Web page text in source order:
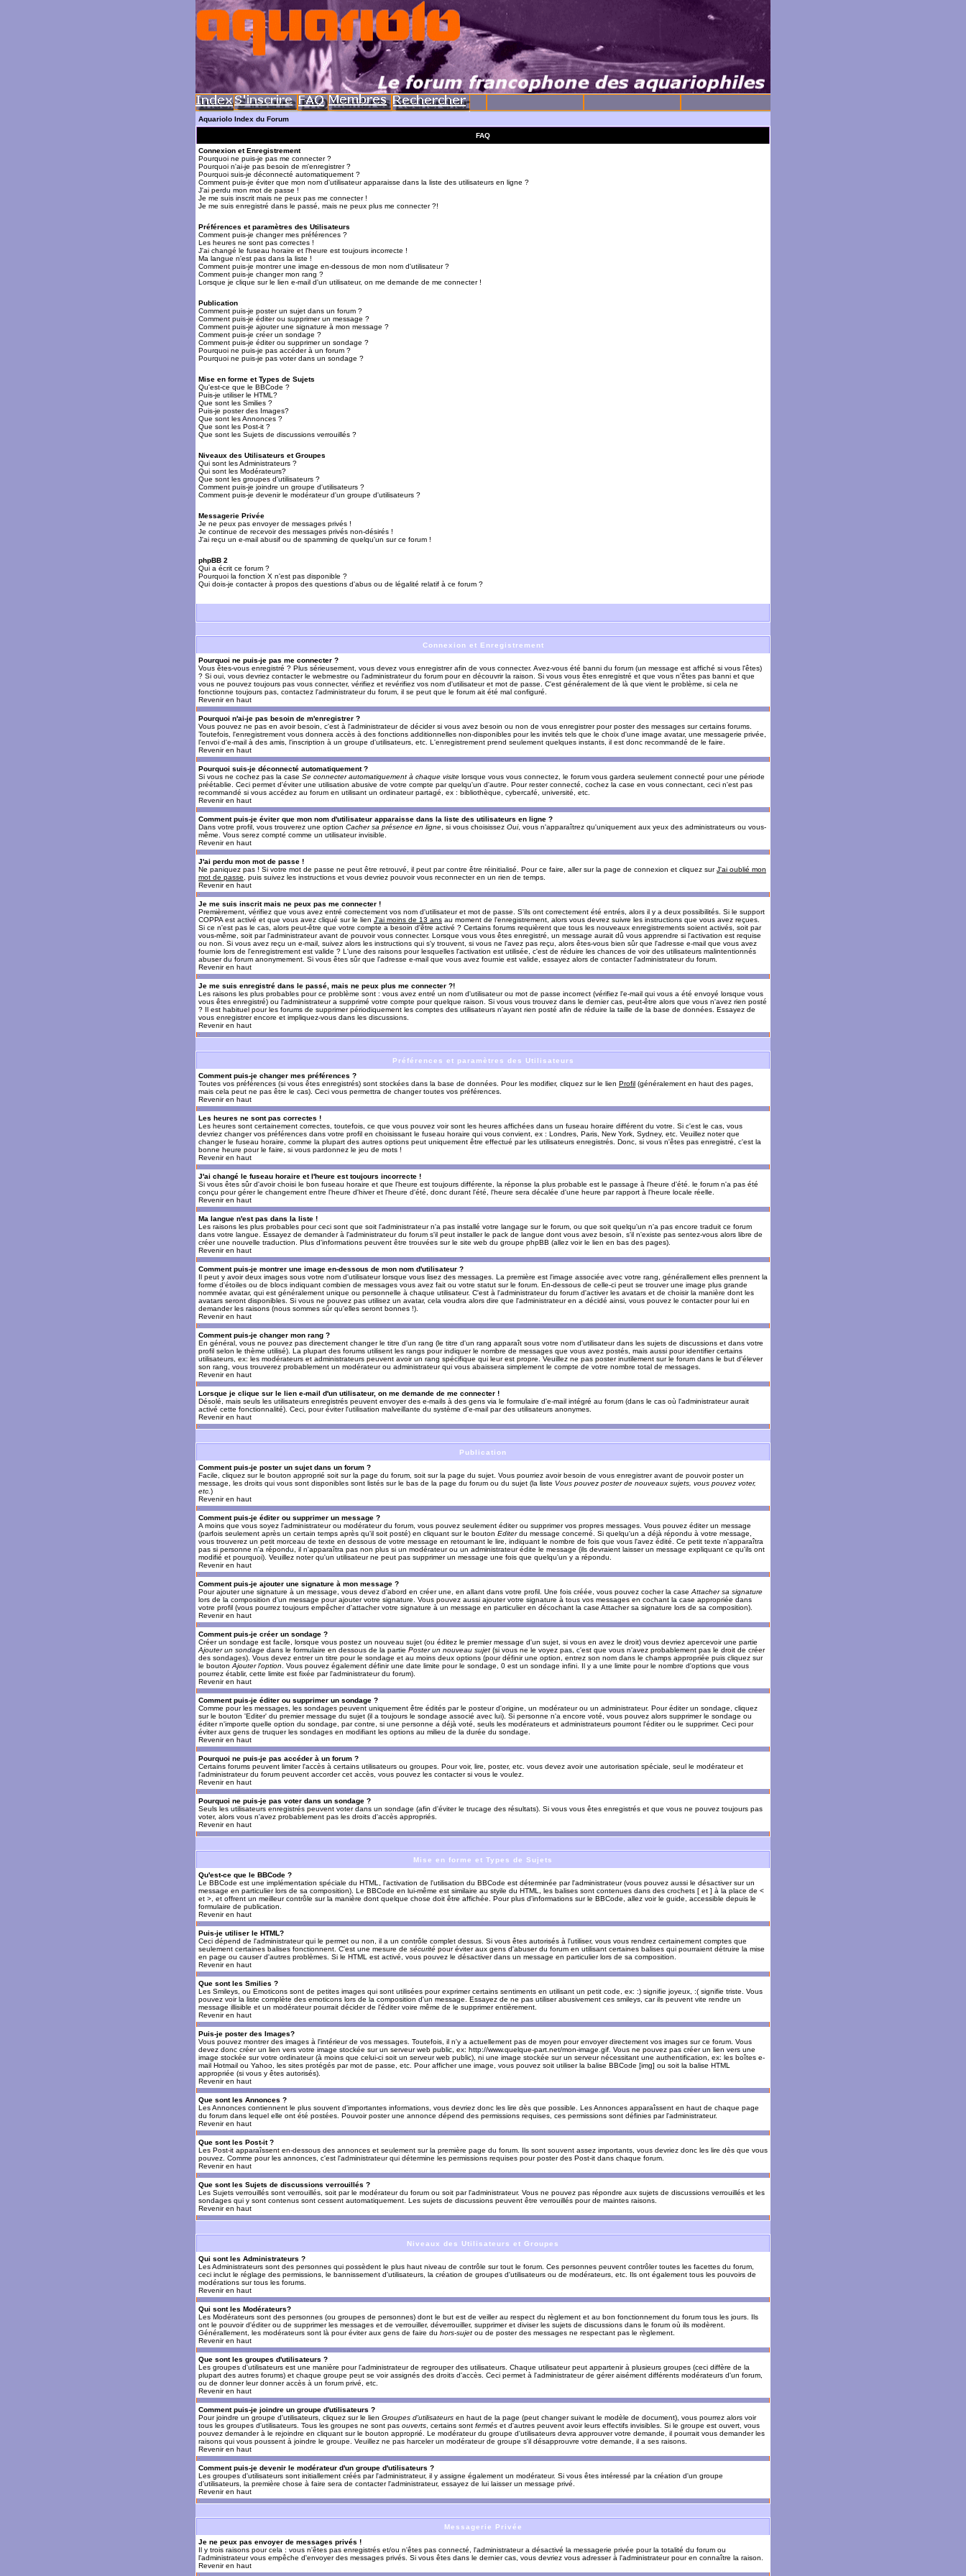
Aquariolo Index du Forum
FAQ
Connexion et Enregistrement
Pourquoi ne puis-je pas me connecter ?
Pourquoi n'ai-je pas besoin de m'enregistrer ?
Pourquoi suis-je déconnecté automatiquement ?
Comment puis-je éviter que mon nom d'utilisateur apparaisse dans la liste des utilisateurs en ligne ?
J'ai perdu mon mot de passe !
Je me suis inscrit mais ne peux pas me connecter !
Je me suis enregistré dans le passé, mais ne peux plus me connecter ?!
Préférences et paramètres des Utilisateurs
Comment puis-je changer mes préférences ?
Les heures ne sont pas correctes !
J'ai changé le fuseau horaire et l'heure est toujours incorrecte !
Ma langue n'est pas dans la liste !
Comment puis-je montrer une image en-dessous de mon nom d'utilisateur ?
Comment puis-je changer mon rang ?
Lorsque je clique sur le lien e-mail d'un utilisateur, on me demande de me connecter !
Publication
Comment puis-je poster un sujet dans un forum ?
Comment puis-je éditer ou supprimer un message ?
Comment puis-je ajouter une signature à mon message ?
Comment puis-je créer un sondage ?
Comment puis-je éditer ou supprimer un sondage ?
Pourquoi ne puis-je pas accéder à un forum ?
Pourquoi ne puis-je pas voter dans un sondage ?
Mise en forme et Types de Sujets
Qu'est-ce que le BBCode ?
Puis-je utiliser le HTML?
Que sont les Smilies ?
Puis-je poster des Images?
Que sont les Annonces ?
Que sont les Post-it ?
Que sont les Sujets de discussions verrouillés ?
Niveaux des Utilisateurs et Groupes
Qui sont les Administrateurs ?
Qui sont les Modérateurs?
Que sont les groupes d'utilisateurs ?
Comment puis-je joindre un groupe d'utilisateurs ?
Comment puis-je devenir le modérateur d'un groupe d'utilisateurs ?
Messagerie Privée
Je ne peux pas envoyer de messages privés !
Je continue de recevoir des messages privés non-désirés !
J'ai reçu un e-mail abusif ou de spamming de quelqu'un sur ce forum !
phpBB 2
Qui a écrit ce forum ?
Pourquoi la fonction X n'est pas disponible ?
Qui dois-je contacter à propos des questions d'abus ou de légalité relatif à ce forum ?
Connexion et Enregistrement
Pourquoi ne puis-je pas me connecter ?
Vous êtes-vous enregistré ? Plus sérieusement, vous devez vous enregistrer afin de vous connecter. Avez-vous été banni du forum (un message est affiché si vous l'êtes)
? Si oui, vous devriez contacter le webmestre ou l'administrateur du forum pour en découvrir la raison. Si vous vous êtes enregistré et que vous n'êtes pas banni et que
vous ne pouvez toujours pas vous connecter, vérifiez et revérifiez vos nom d'utilisateur et mot de passe. C'est généralement de là que vient le problème, si cela ne
fonctionne toujours pas, contactez l'administrateur du forum, il se peut que le forum ait été mal configuré.
Revenir en haut
Pourquoi n'ai-je pas besoin de m'enregistrer ?
Vous pouvez ne pas en avoir besoin, c'est à l'administrateur de décider si vous avez besoin ou non de vous enregistrer pour poster des messages sur certains forums.
Toutefois, l'enregistrement vous donnera accès à des fonctions additionnelles non-disponibles pour les invités tels que le choix d'une image avatar, une messagerie privée,
l'envoi d'e-mail à des amis, l'inscription à un groupe d'utilisateurs, etc. L'enregistrement prend seulement quelques instants, il est donc recommandé de le faire.
Revenir en haut
Pourquoi suis-je déconnecté automatiquement ?
Si vous ne cochez pas la case Se connecter automatiquement à chaque visite lorsque vous vous connectez, le forum vous gardera seulement connecté pour une période
préétablie. Ceci permet d'éviter une utilisation abusive de votre compte par quelqu'un d'autre. Pour rester connecté, cochez la case en vous connectant, ceci n'est pas
recommandé si vous accédez au forum en utilisant un ordinateur partagé, ex : bibliothèque, cybercafé, université, etc.
Revenir en haut
Comment puis-je éviter que mon nom d'utilisateur apparaisse dans la liste des utilisateurs en ligne ?
Dans votre profil, vous trouverez une option Cacher sa présence en ligne , si vous choisissez Oui, vous n'apparaîtrez qu'uniquement aux yeux des administrateurs ou vous-
même. Vous serez compté comme un utilisateur invisible.
Revenir en haut
J'ai perdu mon mot de passe !
Ne paniquez pas ! Si votre mot de passe ne peut être retrouvé, il peut par contre être réinitialisé. Pour ce faire, aller sur la page de connexion et cliquez surJ'ai oublié mon
mot de passe , puis suivez les instructions et vous devriez pouvoir vous reconnecter en un rien de temps.
Revenir en haut
Je me suis inscrit mais ne peux pas me connecter !
Premièrement, vérifiez que vous avez entré correctement vos nom d'utilisateur et mot de passe. S'ils ont correctement été entrés, alors il y a deux possibilités. Si le support
COPPA est activé et que vous avez cliqué sur le lien J'ai moins de 13 ans au moment de l'enregistrement, alors vous devrez suivre les instructions que vous avez reçues.
Si ce n'est pas le cas, alors peut-être que votre compte a besoin d'être activé ? Certains forums requièrent que tous les nouveaux enregistrements soient activés, soit par
vous-même, soit par l'administrateur avant de pouvoir vous connecter. Lorsque vous vous êtes enregistré, un message aurait dû vous apprendre si l'activation est requise
ou non. Si vous avez reçu un e-mail, suivez alors les instructions qui s'y trouvent, si vous ne l'avez pas reçu, alors êtes-vous bien sûr que l'adresse e-mail que vous avez
fournie lors de l'enregistrement est valide ? L'une des raisons pour lesquelles l'activation est utilisée, c'est de réduire les chances de voir des utilisateurs malintentionnés
abuser du forum anonymement. Si vous êtes sûr que l'adresse e-mail que vous avez fournie est valide, essayez alors de contacter l'administrateur du forum.
Revenir en haut
Je me suis enregistré dans le passé, mais ne peux plus me connecter ?!
Les raisons les plus probables pour ce problème sont : vous avez entré un nom d'utilisateur ou mot de passe incorrect (vérifiez l'e-mail qui vous a été envoyé lorsque vous
vous êtes enregistré) ou l'administrateur a supprimé votre compte pour quelque raison. Si vous vous trouvez dans le dernier cas, peut-être alors que vous n'avez rien posté
? Il est habituel pour les forums de supprimer périodiquement les comptes des utilisateurs n'ayant rien posté afin de réduire la taille de la base de données. Essayez de
vous enregistrer encore et impliquez-vous dans les discussions.
Revenir en haut
Préférences et paramètres des Utilisateurs
Comment puis-je changer mes préférences ?
Toutes vos préférences (si vous êtes enregistrés) sont stockées dans la base de données. Pour les modifier, cliquez sur le lien Profil (généralement en haut des pages,
mais cela peut ne pas être le cas). Ceci vous permettra de changer toutes vos préférences.
Revenir en haut
Les heures ne sont pas correctes !
Les heures sont certainement correctes, toutefois, ce que vous pouvez voir sont les heures affichées dans un fuseau horaire différent du votre. Si c'est le cas, vous
devriez changer vos préférences dans votre profil en choisissant le fuseau horaire qui vous convient, ex : Londres, Paris, New York, Sydney, etc. Veuillez noter que
changer le fuseau horaire, comme la plupart des autres options peut uniquement être effectué par les utilisateurs enregistrés. Donc, si vous n'êtes pas enregistré, c'est la
bonne heure pour le faire, si vous pardonnez le jeu de mots !
Revenir en haut
J'ai changé le fuseau horaire et l'heure est toujours incorrecte !
Si vous êtes sûr d'avoir choisi le bon fuseau horaire et que l'heure est toujours différente, la réponse la plus probable est le passage à l'heure d'été. le forum n'a pas été
conçu pour gérer le changement entre l'heure d'hiver et l'heure d'été, donc durant l'été, l'heure sera décalée d'une heure par rapport à l'heure locale réelle.
Revenir en haut
Ma langue n'est pas dans la liste !
Les raisons les plus probables pour ceci sont que soit l'administrateur n'a pas installé votre langage sur le forum, ou que soit quelqu'un n'a pas encore traduit ce forum
dans votre langue. Essayez de demander à l'administrateur du forum s'il peut installer le pack de langue dont vous avez besoin, s'il n'existe pas sentez-vous alors libre de
créer une nouvelle traduction. Plus d'informations peuvent être trouvées sur le site web du groupe phpBB (allez voir le lien en bas des pages).
Revenir en haut
Comment puis-je montrer une image en-dessous de mon nom d'utilisateur ?
Il peut y avoir deux images sous votre nom d'utilisateur lorsque vous lisez des messages. La première est l'image associée avec votre rang, générallement elles prennent la
forme d'étoiles ou de blocs indiquant combien de messages vous avez fait ou votre statut sur le forum. En-dessous de celle-ci peut se trouver une image plus grande
nommée avatar, qui est généralement unique ou personnelle à chaque utilisateur. C'est à l'administrateur du forum d'activer les avatars et de choisir la manière dont les
avatars seront disponibles. Si vous ne pouvez pas utilisez un avatar, cela voudra alors dire que l'administrateur en a décidé ainsi, vous pouvez le contacter pour lui en
demander les raisons (nous sommes sûr qu'elles seront bonnes !).
Revenir en haut
Comment puis-je changer mon rang ?
En général, vous ne pouvez pas directement changer le titre d'un rang (le titre d'un rang apparaît sous votre nom d'utilisateur dans les sujets de discussions et dans votre
profil selon le thème utilisé). La plupart des forums utilisent les rangs pour indiquer le nombre de messages que vous avez postés, mais aussi pour identifier certains
utilisateurs, ex: les modérateurs et administrateurs peuvent avoir un rang spécifique qui leur est propre. Veuillez ne pas poster inutilement sur le forum dans le but d'élever
son rang, vous trouverez probablement un modérateur ou administrateur qui vous abaissera simplement le compte de votre nombre total de messages.
Revenir en haut
Lorsque je clique sur le lien e-mail d'un utilisateur, on me demande de me connecter !
Désolé, mais seuls les utilisateurs enregistrés peuvent envoyer des e-mails à des gens via le formulaire d'e-mail intégré au forum (dans le cas où l'administrateur aurait
activé cette fonctionnalité). Ceci, pour éviter l'utilisation malveillante du système d'e-mail par des utilisateurs anonymes.
Revenir en haut
Publication
Comment puis-je poster un sujet dans un forum ?
Facile, cliquez sur le bouton approprié soit sur la page du forum, soit sur la page du sujet. Vous pourriez avoir besoin de vous enregistrer avant de pouvoir poster un
message, les droits qui vous sont disponibles sont listés sur le bas de la page du forum ou du sujet (la liste Vous pouvez poster de nouveaux sujets, vous pouvez voter,
etc. )
Revenir en haut
Comment puis-je éditer ou supprimer un message ?
A moins que vous soyez l'administrateur ou modérateur du forum, vous pouvez seulement éditer ou supprimer vos propres messages. Vous pouvez éditer un message
(parfois seulement après un certain temps après qu'il soit posté) en cliquant sur le bouton Editerdu message concerné. Si quelqu'un a déjà répondu à votre message,
vous trouverez un petit morceau de texte en dessous de votre message en retournant le lire, indiquant le nombre de fois que vous l'avez édité. Ce petit texte n'apparaîtra
pas si personne n'a répondu, il n'apparaîtra pas non plus si un modérateur ou un administrateur édite le message (ils devraient laisser un message expliquant ce qu'ils ont
modifié et pourquoi). Veuillez noter qu'un utilisateur ne peut pas supprimer un message une fois que quelqu'un y a répondu.
Revenir en haut
Comment puis-je ajouter une signature à mon message ?
Pour ajouter une signature à un message, vous devez d'abord en créer une, en allant dans votre profil. Une fois créée, vous pouvez cocher la case Attacher sa signature
lors de la composition d'un message pour ajouter votre signature. Vous pouvez aussi ajouter votre signature à tous vos messages en cochant la case appropriée dans
votre profil (vous pourrez toujours empêcher d'attacher votre signature à un message en particulier en décochant la case Attacher sa signature lors de sa composition).
Revenir en haut
Comment puis-je créer un sondage ?
Créer un sondage est facile, lorsque vous postez un nouveau sujet (ou éditez le premier message d'un sujet, si vous en avez le droit) vous devriez apercevoir une partie
Ajouter un sondage dans le formulaire en dessous de la partie Poster un nouveau sujet (si vous ne le voyez pas, c'est que vous n'avez probablement pas le droit de créer
des sondages). Vous devez entrer un titre pour le sondage et au moins deux options (pour définir une option, entrez son nom dans le champs appropriée puis cliquez sur
le bouton Ajouter l'option . Vous pouvez également définir une date limite pour le sondage, 0 est un sondage infini. Il y a une limite pour le nombre d'options que vous
pourrez établir, cette limite est fixée par l'administrateur du forum).
Revenir en haut
Comment puis-je éditer ou supprimer un sondage ?
Comme pour les messages, les sondages peuvent uniquement être édités par le posteur d'origine, un modérateur ou un administrateur. Pour éditer un sondage, cliquez
sur le bouton 'Editer' du premier message du sujet (il a toujours le sondage associé avec lui). Si personne n'a encore voté, vous pouvez alors supprimer le sondage ou
éditer n'importe quelle option du sondage, par contre, si une personne a déjà voté, seuls les modérateurs et administrateurs pourront l'éditer ou le supprimer. Ceci pour
éviter aux gens de truquer les sondages en modifiant les options au milieu de la durée du sondage.
Revenir en haut
Pourquoi ne puis-je pas accéder à un forum ?
Certains forums peuvent limiter l'accès à certains utilisateurs ou groupes. Pour voir, lire, poster, etc. vous devez avoir une autorisation spéciale, seul le modérateur et
l'administrateur du forum peuvent accorder cet accès, vous pouvez les contacter si vous le voulez.
Revenir en haut
Pourquoi ne puis-je pas voter dans un sondage ?
Seuls les utilisateurs enregistrés peuvent voter dans un sondage (afin d'éviter le trucage des résultats). Si vous vous êtes enregistrés et que vous ne pouvez toujours pas
voter, alors vous n'avez probablement pas les droits d'accès appropriés.
Revenir en haut
Mise en forme et Types de Sujets
Qu'est-ce que le BBCode ?
Le BBCode est une implémentation spéciale du HTML, l'activation de l'utilisation du BBCode est déterminée par l'administrateur (vous pouvez aussi le désactiver sur un
message en particulier lors de sa composition). Le BBCode en lui-même est similaire au styile du HTML, les balises sont contenues dans des crochets [ et ] à la place de <
et >, et offrent un meilleur contrôle sur la manière dont quelque chose doit être affichée. Pour plus d'informations sur le BBCode, allez voir le guide, accessible depuis le
formulaire de publication.
Revenir en haut
Puis-je utiliser le HTML?
Ceci dépend de l'administrateur qui le permet ou non, il a un contrôle complet dessus. Si vous êtes autorisés à l'utiliser, vous vous rendrez certainement comptes que
seulement certaines balises fonctionnent. C'est une mesure de sécurité pour éviter aux gens d'abuser du forum en utilisant certaines balises qui pourraient détruire la mise
en page ou causer d'autres problèmes. Si le HTML est activé, vous pouvez le désactiver dans un message en particulier lors de sa composition.
Revenir en haut
Que sont les Smilies ?
Les Smileys, ou Emoticons sont de petites images qui sont utilisées pour exprimer certains sentiments en utilisant un petit code, ex: :) signifie joyeux, :( signifie triste. Vous
pouvez voir la liste complète des emoticons lors de la composition d'un message. Essayez de ne pas utiliser abusivement ces smileys, car ils peuvent vite rendre un
message illisible et un modérateur pourrait décider de l'éditer voire même de le supprimer entièrement.
Revenir en haut
Puis-je poster des Images?
Vous pouvez montrer des images à l'intérieur de vos messages. Toutefois, il n'y a actuellement pas de moyen pour envoyer directement vos images sur ce forum. Vous
devez donc créer un lien vers votre image stockée sur un serveur web public, ex: http://www.quelque-part.net/mon-image.gif. Vous ne pouvez pas créer un lien vers une
image stockée sur votre ordinateur (à moins que celui-ci soit un serveur web public), ni une image stockée sur un serveur nécessitant une authentification, ex: les boîtes e-
mail Hotmail ou Yahoo, les sites protégés par mot de passe, etc. Pour afficher une image, vous pouvez soit utiliser la balise BBCode [img] ou soit la balise HTML
appropriée (si vous y êtes autorisés).
Revenir en haut
Que sont les Annonces ?
Les Annonces contiennent le plus souvent d'importantes informations, vous devriez donc les lire dès que possible. Les Annonces apparaîssent en haut de chaque page
du forum dans lequel elle ont été postées. Pouvoir poster une annonce dépend des permissions requises, ces permissions sont définies par l'administrateur.
Revenir en haut
Que sont les Post-it ?
Les Post-it apparaîssent en-dessous des annonces et seulement sur la première page du forum. Ils sont souvent assez importants, vous devriez donc les lire dès que vous
pouvez. Comme pour les annonces, c'est l'administrateur qui détermine les permissions requises pour poster des Post-it dans chaque forum.
Revenir en haut
Que sont les Sujets de discussions verrouillés ?
Les Sujets verrouillés sont verrouillés, soit par le modérateur du forum ou soit par l'administrateur. Vous ne pouvez pas répondre aux sujets de discussions verrouillés et les
sondages qui y sont contenus sont cessent automatiquement. Les sujets de discussions peuvent être verrouillés pour de maintes raisons.
Revenir en haut
Niveaux des Utilisateurs et Groupes
Qui sont les Administrateurs ?
Les Administrateurs sont des personnes qui possèdent le plus haut niveau de contrôle sur tout le forum. Ces personnes peuvent contrôler toutes les facettes du forum,
ceci inclut le réglage des permissions, le bannissement d'utilisateurs, la création de groupes d'utilisateurs ou de modérateurs, etc. Ils ont également tous les pouvoirs de
modérations sur tous les forums.
Revenir en haut
Qui sont les Modérateurs?
Les Modérateurs sont des personnes (ou groupes de personnes) dont le but est de veiller au respect du règlement et au bon fonctionnement du forum tous les jours. Ils
ont le pouvoir d'éditer ou de supprimer les messages et de verrouiller, déverrouiller, supprimer et diviser les sujets de discussions dans le forum où ils modèrent.
Générallement, les modérateurs sont là pour éviter aux gens de faire du hors-sujet ou de poster des messages ne respectant pas le règlement.
Revenir en haut
Que sont les groupes d'utilisateurs ?
Les groupes d'utilisateurs est une manière pour l'administrateur de regrouper des utilisateurs. Chaque utilisateur peut appartenir à plusieurs groupes (ceci diffère de la
plupart des autres forums) et chaque groupe peut se voir assignés des droits d'accès. Ceci permet à l'administrateur de gérer aisément différents modérateurs d'un forum,
ou de donner leur donner accès à un forum privé, etc.
Revenir en haut
Comment puis-je joindre un groupe d'utilisateurs ?
Pour joindre un groupe d'utilisateurs, cliquez sur le lien Groupes d'utilisateurs en haut de la page (peut changer suivant le modèle de document), vous pourrez alors voir
tous les groupes d'utilisateurs. Tous les groupes ne sont pas ouverts , certains sont fermés et d'autres peuvent avoir leurs effectifs invisibles. Si le groupe est ouvert, vous
pouvez demander à le rejoindre en cliquant sur le bouton approprié. Le modérateur du groupe d'utilisateurs devra approuver votre demande, il pourrait vous demander les
raisons qui vous poussent à joindre le groupe. Veuillez ne pas harceler un modérateur de groupe s'il désapprouvre votre demande, il a ses raisons.
Revenir en haut
Comment puis-je devenir le modérateur d'un groupe d'utilisateurs ?
Les groupes d'utilisateurs sont initiallement créés par l'administrateur, il y assigne également un modérateur. Si vous êtes intéressé par la création d'un groupe
d'utilisateurs, la première chose à faire sera de contacter l'administrateur, essayez de lui laisser un message privé.
Revenir en haut
Messagerie Privée
Je ne peux pas envoyer de messages privés !
Il y trois raisons pour cela : vous n'êtes pas enregistrés et/ou n'êtes pas connecté, l'administrateur a désactivé la messagerie privée pour la totalité du forum ou
l'administrateur vous empêche d'envoyer des messages privés. Si vous êtes dans le dernier cas, vous devriez vous adresser à l'administrateur pour en connaître la raison.
Revenir en haut